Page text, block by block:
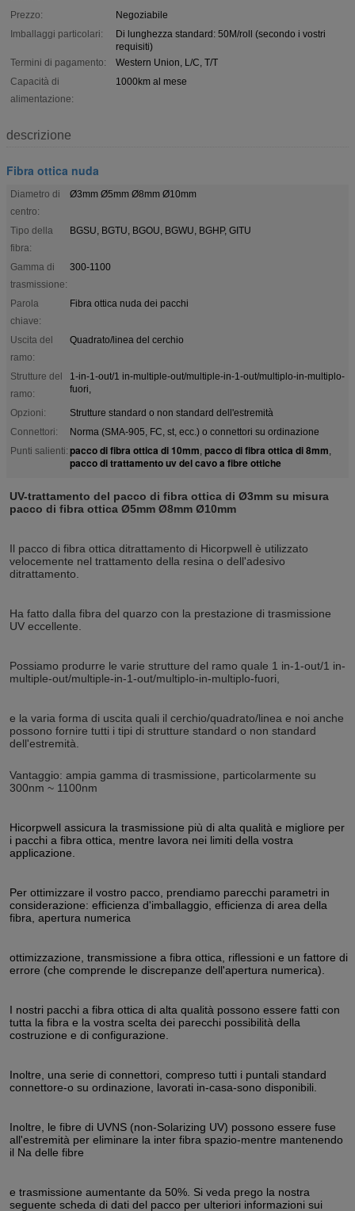
Prezzo:
Negoziabile
Imballaggi particolari:
Di lunghezza standard: 50M/roll (secondo i vostri
requisiti)
Termini di pagamento:
Western Union, L/C, T/T
Capacità di
alimentazione:
1000km al mese
descrizione
Fibra ottica nuda
Diametro di
centro:
Ø3mm Ø5mm Ø8mm Ø10mm
Tipo della
fibra:
BGSU, BGTU, BGOU, BGWU, BGHP, GITU
Gamma di
trasmissione:
300-1100
Parola
chiave:
Fibra ottica nuda dei pacchi
Uscita del
ramo:
Quadrato/linea del cerchio
Strutture del
ramo:
1-in-1-out/1 in-multiple-out/multiple-in-1-out/multiplo-in-multiplo-
fuori,
Opzioni:
Strutture standard o non standard dell'estremità
Connettori:
Norma (SMA-905, FC, st, ecc.) o connettori su ordinazione
Punti salienti: pacco di fibra ottica di 10mm, pacco di fibra ottica di 8mm,
pacco di trattamento uv del cavo a fibre ottiche
UV-trattamento del pacco di fibra ottica di Ø3mm su misura
pacco di fibra ottica Ø5mm Ø8mm Ø10mm
Il pacco di fibra ottica ditrattamento di Hicorpwell è utilizzato
velocemente nel trattamento della resina o dell'adesivo
ditrattamento.
Ha fatto dalla fibra del quarzo con la prestazione di trasmissione
UV eccellente.
Possiamo produrre le varie strutture del ramo quale 1 in-1-out/1 in-
multiple-out/multiple-in-1-out/multiplo-in-multiplo-fuori,
e la varia forma di uscita quali il cerchio/quadrato/linea e noi anche
possono fornire tutti i tipi di strutture standard o non standard
dell'estremità.
Vantaggio: ampia gamma di trasmissione, particolarmente su
300nm ~ 1100nm
Hicorpwell assicura la trasmissione più di alta qualità e migliore per
i pacchi a fibra ottica, mentre lavora nei limiti della vostra
applicazione.
Per ottimizzare il vostro pacco, prendiamo parecchi parametri in
considerazione: efficienza d'imballaggio, efficienza di area della
fibra, apertura numerica
ottimizzazione, transmissione a fibra ottica, riflessioni e un fattore di
errore (che comprende le discrepanze dell'apertura numerica).
I nostri pacchi a fibra ottica di alta qualità possono essere fatti con
tutta la fibra e la vostra scelta dei parecchi possibilità della
costruzione e di configurazione.
Inoltre, una serie di connettori, compreso tutti i puntali standard
connettore-o su ordinazione, lavorati in-casa-sono disponibili.
Inoltre, le fibre di UVNS (non-Solarizing UV) possono essere fuse
all'estremità per eliminare la inter fibra spazio-mentre mantenendo
il Na delle fibre
e trasmissione aumentante da 50%. Si veda prego la nostra
seguente scheda di dati del pacco per ulteriori informazioni sui